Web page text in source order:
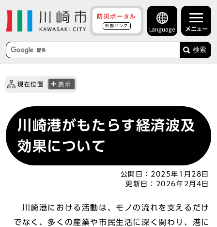
防災ポータル
外部リンク
Language メニュー
検索
現在位置 表示
川崎港がもたらす経済波及
効果について
公開日： 2025年1月28日
更新日：
2026年2月4日
川崎港における活動は、モノの流れを支えるだけ
でなく、多くの産業や市民生活に深く関わり、港に